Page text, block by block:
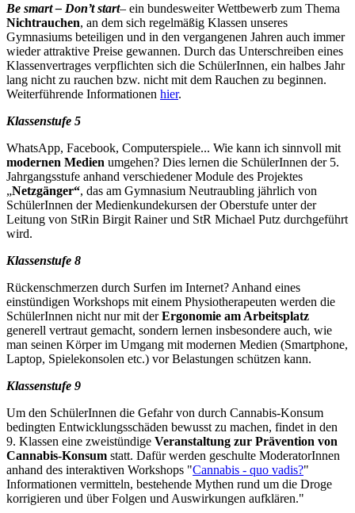
Be smart – Don’t start– ein bundesweiter Wettbewerb zum Thema
Nichtrauchen, an dem sich regelmäßig Klassen unseres
Gymnasiums beteiligen und in den vergangenen Jahren auch immer
wieder attraktive Preise gewannen. Durch das Unterschreiben eines
Klassenvertrages verpflichten sich die SchülerInnen, ein halbes Jahr
lang nicht zu rauchen bzw. nicht mit dem Rauchen zu beginnen.
Weiterführende Informationen hier.
Klassenstufe 5
WhatsApp, Facebook, Computerspiele... Wie kann ich sinnvoll mit
modernen Medien umgehen? Dies lernen die SchülerInnen der 5.
Jahrgangsstufe anhand verschiedener Module des Projektes
„Netzgänger“, das am Gymnasium Neutraubling jährlich von
SchülerInnen der Medienkundekursen der Oberstufe unter der
Leitung von StRin Birgit Rainer und StR Michael Putz durchgeführt
wird.
Klassenstufe 8
Rückenschmerzen durch Surfen im Internet? Anhand eines
einstündigen Workshops mit einem Physiotherapeuten werden die
SchülerInnen nicht nur mit derErgonomie am Arbeitsplatz
generell vertraut gemacht, sondern lernen insbesondere auch, wie
man seinen Körper im Umgang mit modernen Medien (Smartphone,
Laptop, Spielekonsolen etc.) vor Belastungen schützen kann.
Klassenstufe 9
Um den SchülerInnen die Gefahr von durch Cannabis-Konsum
bedingten Entwicklungsschäden bewusst zu machen, findet in den
9. Klassen eine zweistündige Veranstaltung zur Prävention von
Cannabis-Konsum statt. Dafür werden geschulte ModeratorInnen
anhand des interaktiven Workshops "Cannabis - quo vadis?"
Informationen vermitteln, bestehende Mythen rund um die Droge
korrigieren und über Folgen und Auswirkungen aufklären."